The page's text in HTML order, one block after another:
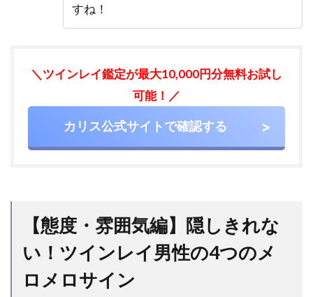
たの
こと
4.2
て見
る】
すね！
＼ツインレイ鑑定が最大10,000円分無料お試し
可能！／
カリス公式サイトで確認する
【態度・雰囲気編】隠しきれな
い！ツインレイ男性の4つのメ
ロメロサイン